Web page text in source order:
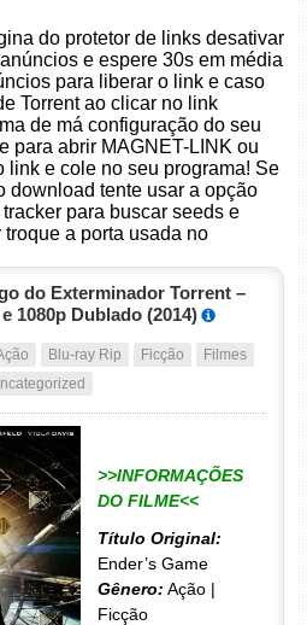
do protetor de links desativar
e espere 30s em média
para liberar o link e caso
Torrent ao clicar no link
de má configuração do seu
para abrir MAGNET-LINK ou
link e cole no seu programa! Se
download tente usar a opção
para buscar seeds e
a porta usada no
do Exterminador Torrent –
1080p Dublado (2014)
Blu-ray Rip Ficção
Filmes
>>INFORMAÇÕES
DO FILME<<
Título Original:
Ender’s Game
Gênero: Ação |
Ficção